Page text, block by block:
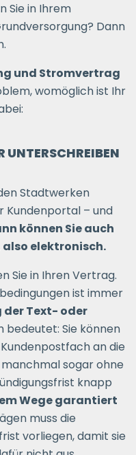
Sie in Ihrem
Dann
und Stromvertrag
womöglich ist Ihr
Stadtwerken
Kundenportal – und
können Sie auch
elektronisch.
Sie in Ihren Vertrag.
ist immer
der Text- oder
bedeutet: Sie können
an die
sogar ohne
knapp
Wege garantiert
muss die
vorliegen, damit sie